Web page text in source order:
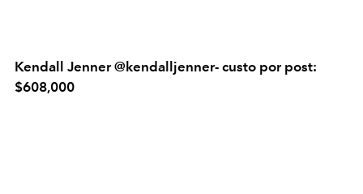
Kendall Jenner @kendalljenner- custo por post:
$608,000